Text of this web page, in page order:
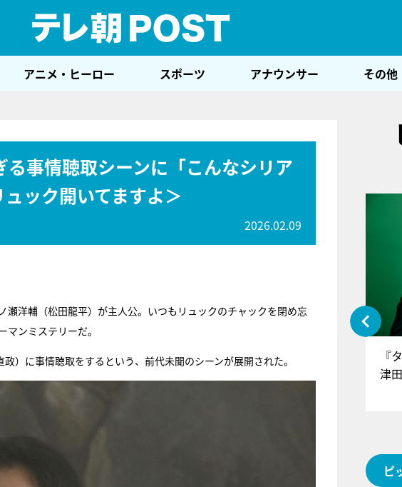
アニメ・ヒーロー スポーツ アナウンサー その他
事情聴取シーンに「こんなシリア
ック開いてますよ＞
2026.02.09
洋輔（松田龍平）が主人公。いつもリュックのチャックを閉め忘
ンミステリーだ。
）に事情聴取をするという、前代未聞のシーンが展開された。
『アイ＝ラブ！げーみんぐ』＝LOV
『
津
ピ